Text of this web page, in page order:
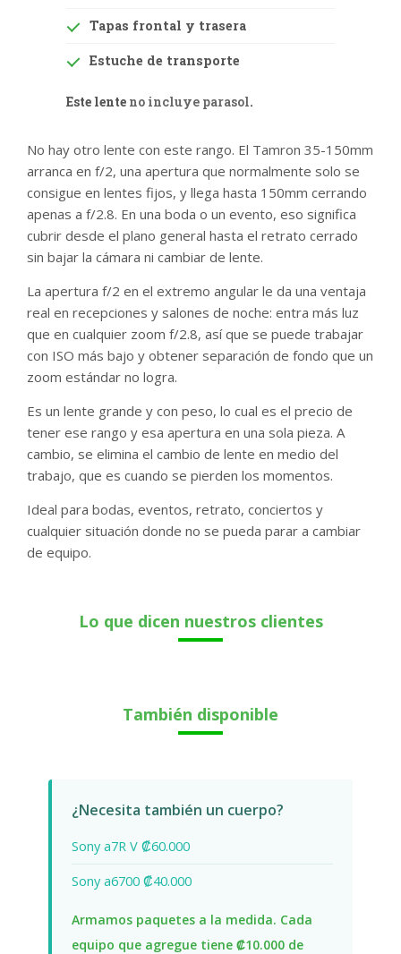
Tapas frontal y trasera
Estuche de transporte
Este lente no incluye parasol.
No hay otro lente con este rango. El Tamron 35-150mm
arranca en f/2, una apertura que normalmente solo se
consigue en lentes fijos, y llega hasta 150mm cerrando
apenas a f/2.8. En una boda o un evento, eso significa
cubrir desde el plano general hasta el retrato cerrado
sin bajar la cámara ni cambiar de lente.
La apertura f/2 en el extremo angular le da una ventaja
real en recepciones y salones de noche: entra más luz
que en cualquier zoom f/2.8, así que se puede trabajar
con ISO más bajo y obtener separación de fondo que un
zoom estándar no logra.
Es un lente grande y con peso, lo cual es el precio de
tener ese rango y esa apertura en una sola pieza. A
cambio, se elimina el cambio de lente en medio del
trabajo, que es cuando se pierden los momentos.
Ideal para bodas, eventos, retrato, conciertos y
cualquier situación donde no se pueda parar a cambiar
de equipo.
Lo que dicen nuestros clientes
También disponible
¿Necesita también un cuerpo?
Sony a7R V ₡60.000
Sony a6700 ₡40.000
Armamos paquetes a la medida. Cada
equipo que agregue tiene ₡10.000 de